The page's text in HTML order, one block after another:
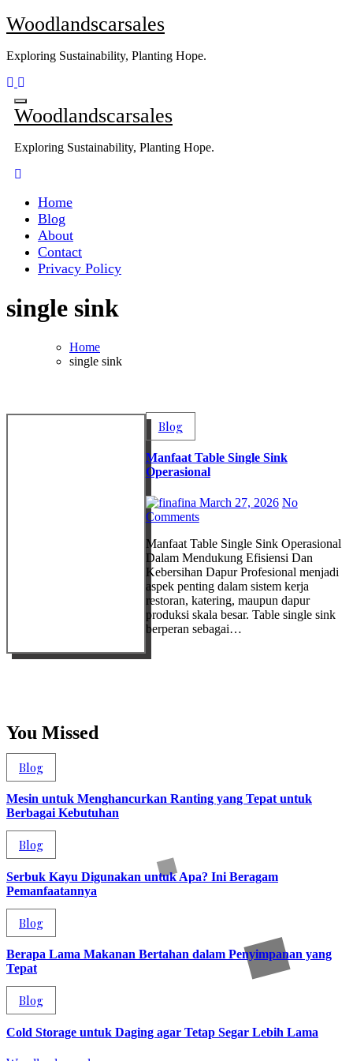
Skip
to
Woodlandscarsales
Exploring Sustainability, Planting Hope.
Woodlandscarsales
Exploring Sustainability, Planting Hope.
Home
Blog
About
Contact
Privacy Policy
single sink
Home
single sink
Blog
Manfaat Table Single Sink
Operasional
fina March 27, 2026 No
Comments
Manfaat Table Single Sink Operasional
Dalam Mendukung Efisiensi Dan
Kebersihan Dapur Profesional menjadi
aspek penting dalam sistem kerja
restoran, katering, maupun dapur
produksi skala besar. Table single sink
berperan sebagai…
You Missed
Blog
Mesin untuk Menghancurkan Ranting yang Tepat untuk
Berbagai Kebutuhan
Blog
Serbuk Kayu Digunakan untuk Apa? Ini Beragam
Pemanfaatannya
Blog
Berapa Lama Makanan Bertahan dalam Penyimpanan yang
Tepat
Blog
Cold Storage untuk Daging agar Tetap Segar Lebih Lama